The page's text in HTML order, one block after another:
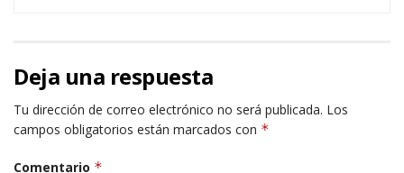
Deja una respuesta
Tu dirección de correo electrónico no será publicada. Los
campos obligatorios están marcados con *
Comentario *